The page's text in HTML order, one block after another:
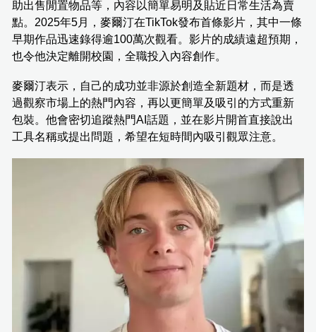
助出售閒置物品等，內容以簡單易明及貼近日常生活為賣
點。2025年5月，麥爾汀在TikTok發布首條影片，其中一條
早期作品迅速錄得逾100萬次觀看。影片的成績遠超預期，
也令他決定離開校園，全職投入內容創作。
麥爾汀表示，自己的成功並非源於創造全新題材，而是透
過觀察市場上的熱門內容，再以更簡單及吸引的方式重新
包裝。他會密切追蹤熱門AI話題，並在影片開首直接說出
工具名稱或提出問題，希望在短時間內吸引觀眾注意。